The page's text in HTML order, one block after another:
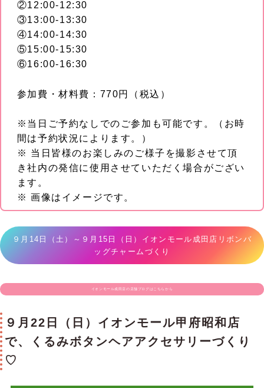
②12:00-12:30
③13:00-13:30
④14:00-14:30
⑤15:00-15:30
⑥16:00-16:30
参加費・材料費：770円（税込）
※当日ご予約なしでのご参加も可能です。（お時
間は予約状況によります。）
※ 当日皆様のお楽しみのご様子を撮影させて頂
き社内の発信に使用させていただく場合がござい
ます。
※ 画像はイメージです。
９月14日（土）～９月15日（日）イオンモール成田店リボンバ
ッグチャームづくり
イオンモール成田店の店舗ブログはこちらから
９月22日（日）イオンモール甲府昭和店
で、くるみボタンヘアアクセサリーづくり
♡